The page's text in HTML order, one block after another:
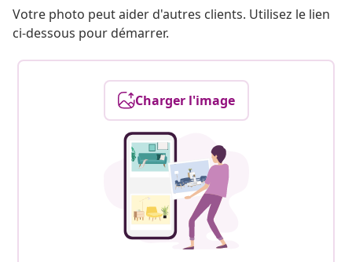
Votre photo peut aider d'autres clients. Utilisez le lien
ci-dessous pour démarrer.
Charger l'image